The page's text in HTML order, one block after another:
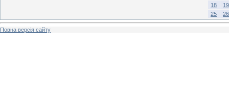
18
19
25
26
Повна версія сайту